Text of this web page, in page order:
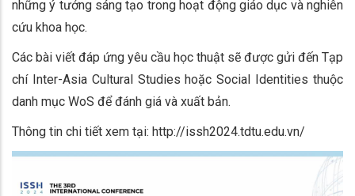
những ý tưởng sáng tạo trong hoạt động giáo dục và nghiên
cứu khoa học.
Các bài viết đáp ứng yêu cầu học thuật sẽ được gửi đến Tạp
chí Inter-Asia Cultural Studies hoặc Social Identities thuộc
danh mục WoS để đánh giá và xuất bản.
Thông tin chi tiết xem tại: http://issh2024.tdtu.edu.vn/